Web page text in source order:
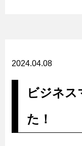
2024.04.08
ビジネス
た！